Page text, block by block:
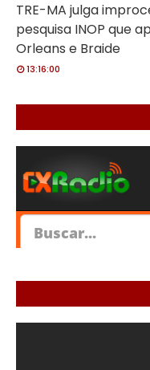
TRE-MA julga
pesquisa INOP que
Orleans e Braide
13:16:00